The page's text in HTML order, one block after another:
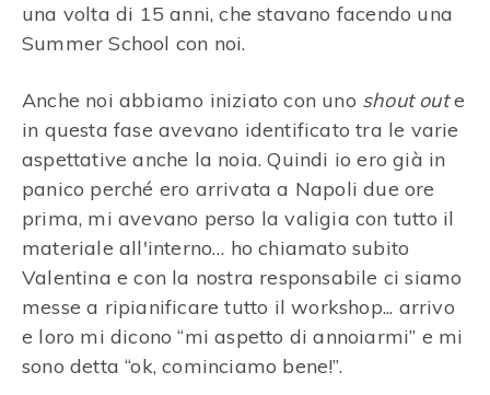
una volta di 15 anni, che stavano facendo una
Summer School con noi.
Anche noi abbiamo iniziato con uno shout oute
in questa fase avevano identificato tra le varie
aspettative anche la noia. Quindi io ero già in
panico perché ero arrivata a Napoli due ore
prima, mi avevano perso la valigia con tutto il
materiale all'interno… ho chiamato subito
Valentina e con la nostra responsabile ci siamo
messe a ripianificare tutto il workshop... arrivo
e loro mi dicono “mi aspetto di annoiarmi” e mi
sono detta “ok, cominciamo bene!”.